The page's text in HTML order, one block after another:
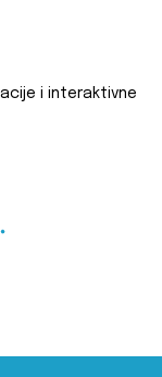
i interaktivne